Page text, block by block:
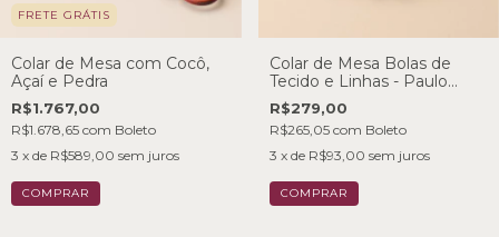
FRETE GRÁTIS
Colar de Mesa com Cocô,
Açaí e Pedra
R$1.767,00
R$1.678,65 com Boleto
3 x de R$589,00 sem juros
Colar de Mesa Bolas de
Tecido e Linhas - Paulo
André
R$279,00
R$265,05 com Boleto
3 x de R$93,00 sem juros